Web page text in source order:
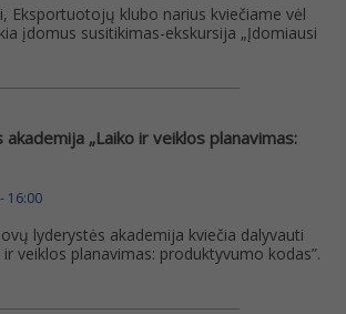
Eksportuotojų klubo narius kviečiame vėl
įdomus susitikimas-ekskursija „Įdomiausi
„Laiko ir veiklos planavimas:
16:00
lyderystės akademija kviečia dalyvauti
veiklos planavimas: produktyvumo kodas”.